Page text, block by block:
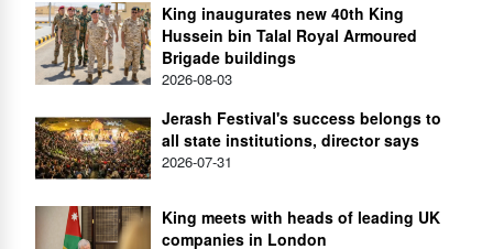
King inaugurates new 40th King
Hussein bin Talal Royal Armoured
Brigade buildings
2026-08-03
Jerash Festival's success belongs to
all state institutions, director says
2026-07-31
King meets with heads of leading UK
companies in London